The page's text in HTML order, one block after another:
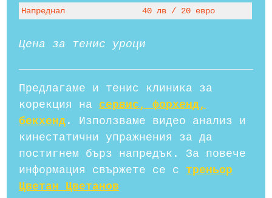
Напреднал 40 лв / 20 евро
Цена за тенис уроци
Предлагаме и тенис клиника за
корекция на сервис, форхенд,
бекхенд . Използваме видео анализ и
кинестатични упражнения за да
постигнем бърз напредък. За повече
информация свържете се с треньор
Цветан Цветанов